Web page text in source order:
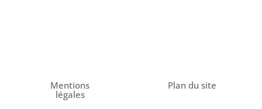
Mentions
légales
Plan du site